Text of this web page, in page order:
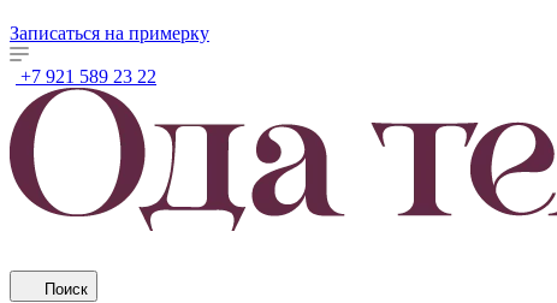
Записаться на примерку
+7 921 589 23 22
Поиск